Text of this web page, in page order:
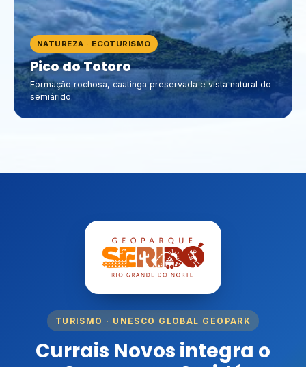
NATUREZA · ECOTURISMO
Pico do Totoro
Formação rochosa, caatinga preservada e vista natural do
semiárido.
TURISMO · UNESCO GLOBAL GEOPARK
Currais Novos integra o